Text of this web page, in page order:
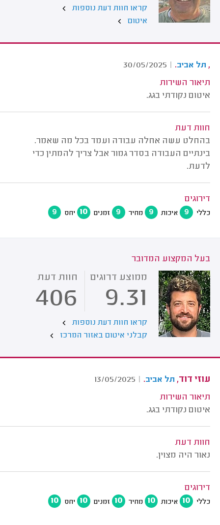
קראו חוות דעת נוספות
איטום
, תל אביב.
|
30/05/2025
תיאור השירות
איטום נקודתי בגג.
חוות דעת
בהחלט עשה אחלה עבודה ועמד בכל מה שאמר.
בינתיים העבודה בסדר גמור אבל צריך להמתין כדי
לדעת.
דירוגים
כללי 9 איכות 9 מחיר 9 זמנים 10 יחס 9
בעל המקצוע המדובר
ממוצע דרוגים
9.31
חוות דעת
406
קראו חוות דעת נוספות
קבלני איטום באזור המרכז
עוזי דוד, תל אביב.
|
13/05/2025
תיאור השירות
איטום נקודתי בגג.
חוות דעת
נאור היה מצוין.
דירוגים
כללי 10 איכות 10 מחיר 10 זמנים 10 יחס 10